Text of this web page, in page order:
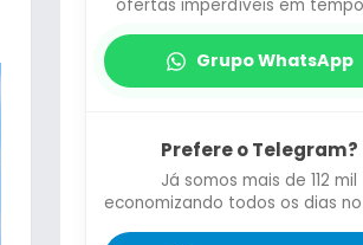
ofertas imperdíveis em
Grupo WhatsApp
Prefere o Telegram?
Já somos mais de 112 mil
economizando todos os dias